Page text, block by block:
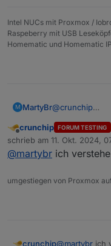
Intel NUCs mit Proxmox /
Raspeberry mit USB
Homematic und Homematic IP
M MartyBr@crunchip
Schlafen und
Offline
crunchip FORUM TESTING
schrieb am 11. Okt. 2024,
zuletzt editiert von
@martybr ich
umgestiegen von Proxmox
crunchip@martybr ich